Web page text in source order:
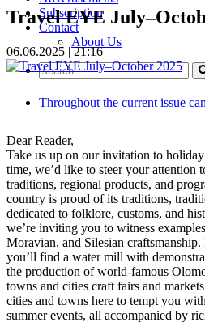
Subscription
Contact
About Us
Travel EYE
06.06.2025 | 21:16
Throughout the current issue
Dear Reader,
Take us up on our invitation to
time, we’d like to steer your attention
traditions, regional products, and
country is proud of its traditions,
dedicated to folklore, customs, and
we’re inviting you to witness
Moravian, and Silesian
you’ll find a water mill with
the production of world-famous
towns and cities craft fairs and
cities and towns here to tempt you
summer events, all accompanied by